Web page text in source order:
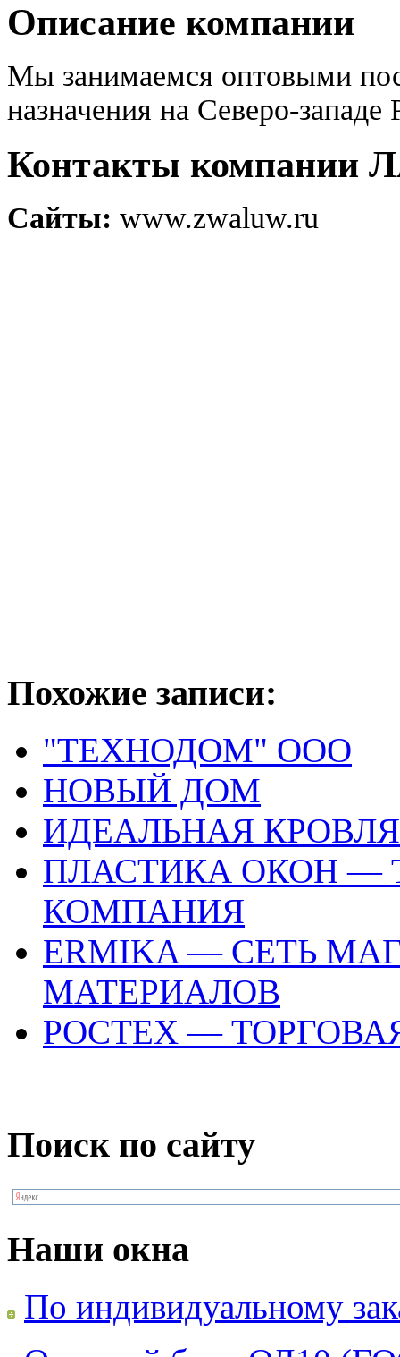
Описание компании
Мы занимаемся оптовыми
назначения на Северо-западе
Контакты
Сайты: www.zwaluw.ru
Похожие записи:
"ТЕХНОДОМ" ООО
НОВЫЙ ДОМ
ИДЕАЛЬНАЯ
ПЛАСТИКА ОКОН —
КОМПАНИЯ
ERMIKA — СЕТЬ
МАТЕРИАЛОВ
РОСТЕХ —
Поиск по сайту
Наши окна
По индивидуальному